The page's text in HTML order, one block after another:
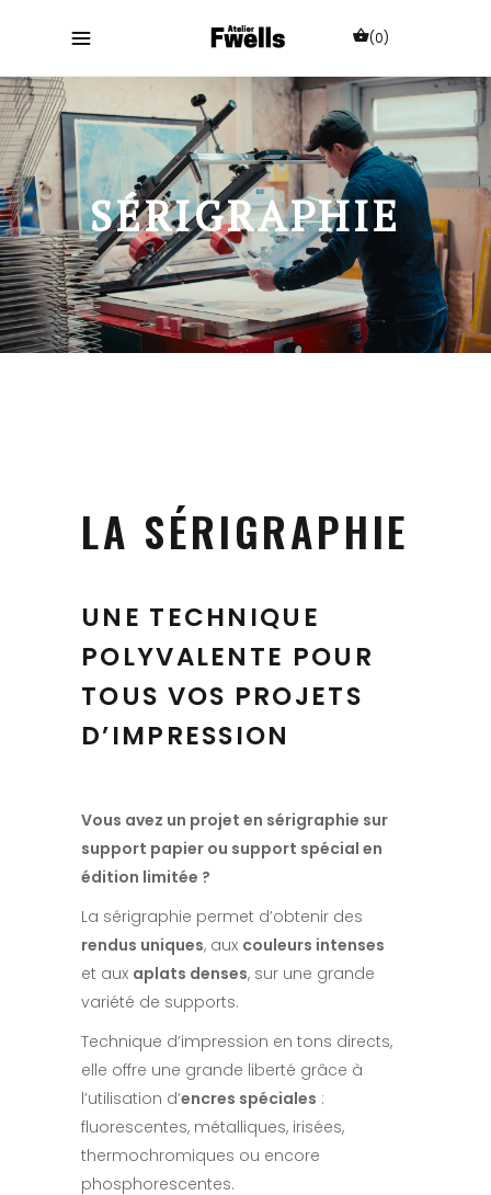
(0)
SÉRIGRAPHIE
LA SÉRIGRAPHIE
UNE TECHNIQUE
POLYVALENTE POUR
TOUS VOS PROJETS
D’IMPRESSION
Vous avez un projet en sérigraphie sur
support papier ou support spécial en
édition limitée ?
La sérigraphie permet d’obtenir des
rendus uniques, aux couleurs intenses
et aux aplats denses, sur une grande
variété de supports.
Technique d’impression en tons directs,
elle offre une grande liberté grâce à
l’utilisation d’encres spéciales :
fluorescentes, métalliques, irisées,
thermochromiques ou encore
phosphorescentes.